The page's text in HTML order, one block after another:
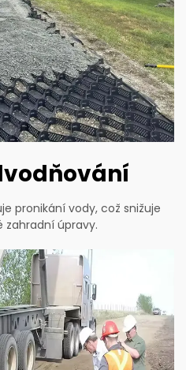
pronikání vody, což snižuje
zahradní úpravy.